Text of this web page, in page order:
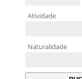
Atividade
Naturalidade